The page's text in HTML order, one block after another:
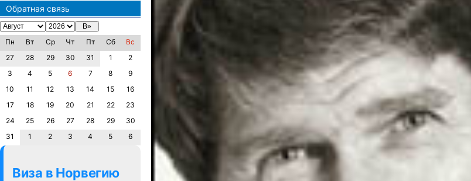
Обратная связь
Пн Вт Ср Чт Пт Сб
Вс
27
28 29 30 31 1
2
3
4 5 6 7 8
9
10
11 12 13 14 15
16
17
18 19 20 21 22
23
24
25 26 27 28 29
30
31
1 2 3 4 5 6
Виза в Норвегию